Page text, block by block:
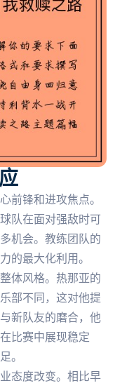
前锋和进攻焦点。
队在面对强敌时可
机会。教练团队的
的最大化利用。
体风格。热那亚的
部不同，这对他提
新队友的磨合，他
比赛中展现稳定
。
态度改变。相比早